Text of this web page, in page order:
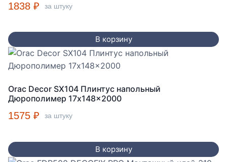
1838 ₽ за штуку
В корзину
Orac Decor SX104 Плинтус напольный
Дюрополимер 17x148x2000
1575 ₽ за штуку
В корзину